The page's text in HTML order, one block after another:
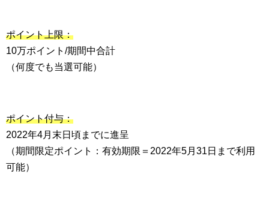
ポイント上限：
10万ポイント/期間中合計
（何度でも当選可能）
ポイント付与：
2022年4月末日頃までに進呈
（期間限定ポイント：有効期限＝2022年5月31日まで利用
可能）